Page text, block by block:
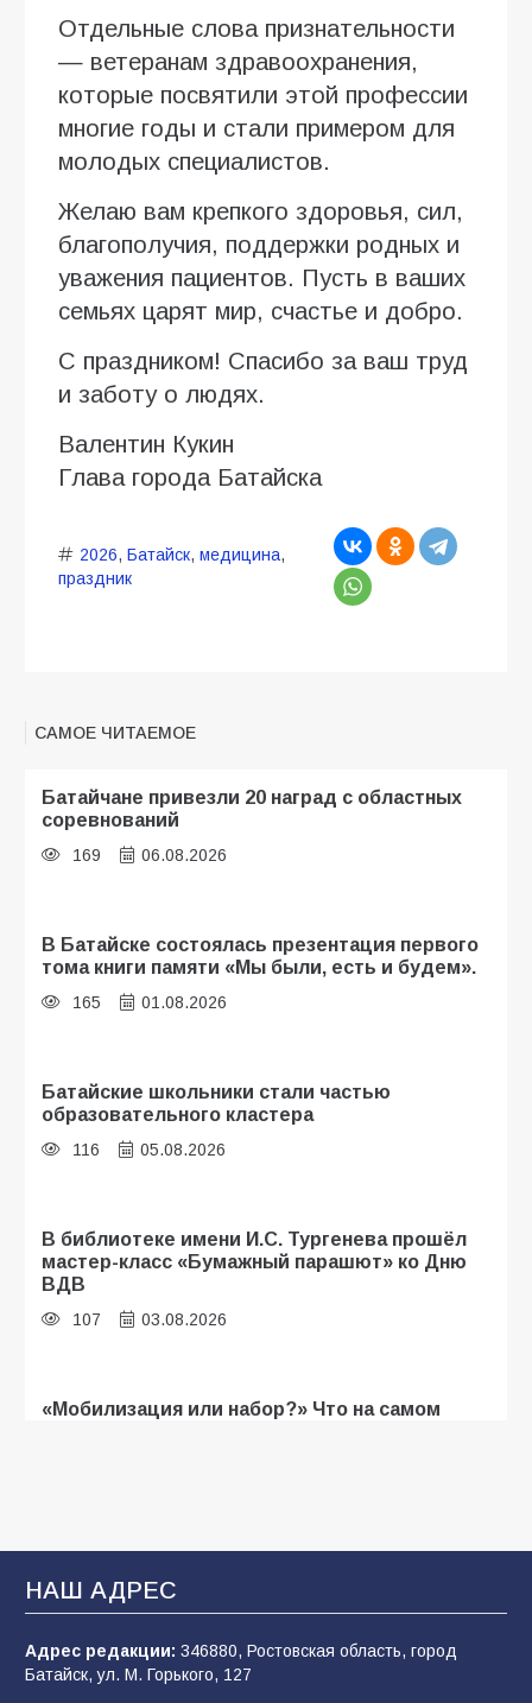
Отдельные слова признательности
— ветеранам здравоохранения,
которые посвятили этой профессии
многие годы и стали примером для
молодых специалистов.
Желаю вам крепкого здоровья, сил,
благополучия, поддержки родных и
уважения пациентов. Пусть в ваших
семьях царят мир, счастье и добро.
С праздником! Спасибо за ваш труд
и заботу о людях.
Валентин Кукин
Глава города Батайска
2026, Батайск, медицина,
праздник
САМОЕ ЧИТАЕМОЕ
Батайчане привезли 20 наград с областных
соревнований
169 06.08.2026
В Батайске состоялась презентация первого
тома книги памяти «Мы были, есть и будем».
165 01.08.2026
Батайские школьники стали частью
образовательного кластера
116 05.08.2026
В библиотеке имени И.С. Тургенева прошёл
мастер-класс «Бумажный парашют» ко Дню
ВДВ
107 03.08.2026
«Мобилизация или набор?» Что на самом
В Батайске продолжаются дорожные работы
104 04.08.2026
НАШ АДРЕС
Адрес редакции: 346880, Ростовская область, город
Батайск, ул. М. Горького, 127